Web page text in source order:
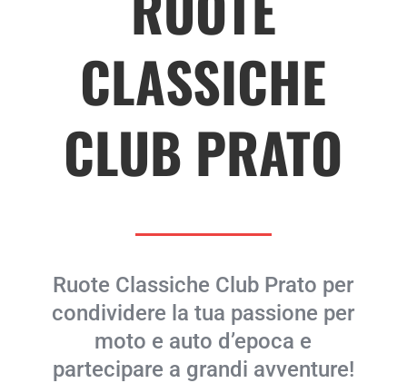
CLASSICHE
CLUB PRATO
Ruote Classiche Club Prato per
condividere la tua passione per
moto e auto d’epoca e
partecipare a grandi avventure!